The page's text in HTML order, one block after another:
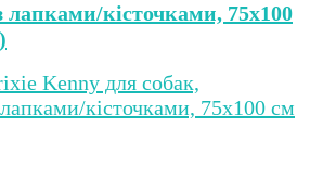
кісточками, 75х100